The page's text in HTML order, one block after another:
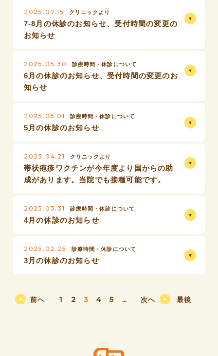
2025.07.15 クリニックより
7-8月の休診のお知らせ、受付時間の変更の
お知らせ
2025.05.30 診療時間・休診について
6月の休診のお知らせ、受付時間の変更のお
知らせ
2025.05.01 診療時間・休診について
5月の休診のお知らせ
2025.04.21 クリニックより
帯状疱疹ワクチンが今年度より国からの助
成があります。当院でも接種可能です。
2025.03.31 診療時間・休診について
4月の休診のお知らせ
2025.02.25 診療時間・休診について
3月の休診のお知らせ
前へ 1 2 3 4 5 ... 次へ 最後